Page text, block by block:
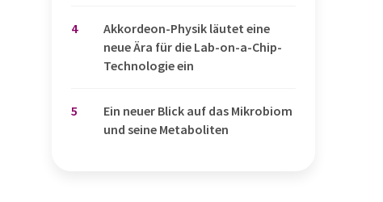
4
Akkordeon-Physik läutet eine
neue Ära für die Lab-on-a-Chip-
Technologie ein
5
Ein neuer Blick auf das Mikrobiom
und seine Metaboliten